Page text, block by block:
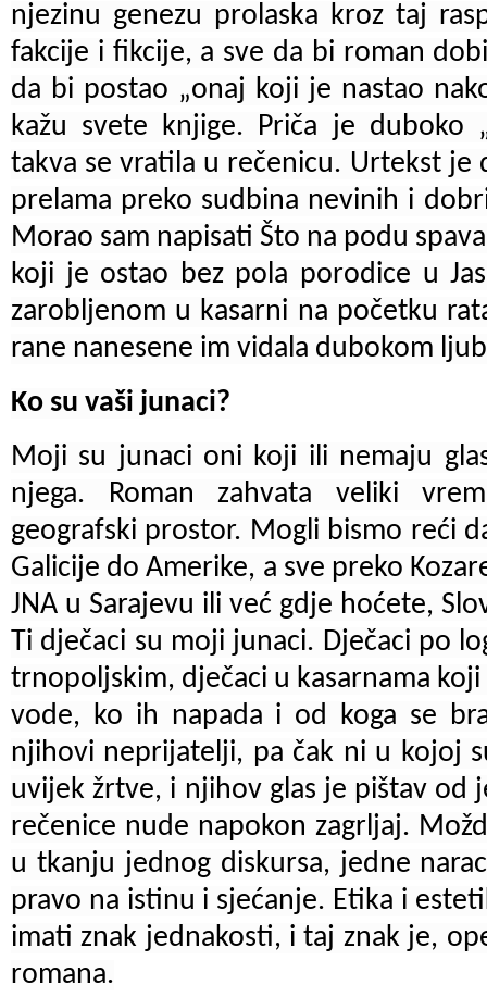
njezinu genezu prolaska kroz taj
fakcije i fikcije, a sve da bi roman
da bi postao „onaj koji je nastao
kažu svete knjige. Priča je duboko
takva se vratila u rečenicu. Urtekst je
prelama preko sudbina nevinih i
Morao sam napisati Što na podu
koji je ostao bez pola porodice u
zarobljenom u kasarni na početku
rane nanesene im vidala dubokom
Ko su vaši junaci?
Moji su junaci oni koji ili nemaju
njega. Roman zahvata veliki
geografski prostor. Mogli bismo reći
Galicije do Amerike, a sve preko
JNA u Sarajevu ili već gdje hoćete,
Ti dječaci su moji junaci. Dječaci po
trnopoljskim, dječaci u kasarnama
vode, ko ih napada i od koga se
njihovi neprijatelji, pa čak ni u kojoj
uvijek žrtve, i njihov glas je pištav od
rečenice nude napokon zagrljaj.
u tkanju jednog diskursa, jedne
pravo na istinu i sjećanje. Etika i
imati znak jednakosti, i taj znak je,
romana.